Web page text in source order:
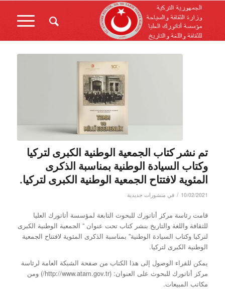
تم نشر كتاب الجمعية الوطنية الكبرى لتركيا
وكتاب السيادة الوطنية بمناسبة الذكرى
المئوية لافتتاح الجمعية الوطنية الكبرى لتركيا.
10/02/2021
/ في منشورات جديدية
قامت رئاسة مركز أتاتورك للبحوث التابعة لمؤسسة أتاتورك العليا
للثقافة واللغة والتاريخ بنشر كتاب تحت عنوان ” الجمعية الوطنية الكبرى
لتركيا وكتاب السيادة الوطنية” بمناسبة الذكرى المئوية لافتتاح الجمعية
الوطنية الكبرى لتركيا.
يمكن للقراء الوصول إلى هذا الكتاب من صفحة الشبكة العامة لرئاسة
مركز أتاتورك للبحوث على العنوان: (http://www.atam.gov.tr/) ومن
مكاتب المبيعات.